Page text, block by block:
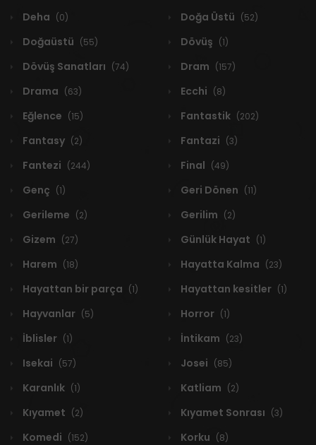
Deha (0) Doğa Üstü (52)
Doğaüstü (55) Dövüş (1)
Dövüş Sanatları (74) Dram (157)
Drama (63) Ecchi (8)
Eğlence (15) Fantastik (202)
Fantasy (2) Fantazi (3)
Fantezi (244) Final (49)
Genç (1) Geri Dönen (11)
Gerileme (2) Gerilim (2)
Gizem (27) Günlük Hayat (1)
Harem (18) Hayatta Kalma (23)
Hayattan bir parça (1) Hayattan kesitler (1)
Hayvanlar (5) Horror (1)
İblisler (1) İntikam (23)
Isekai (57) Josei (85)
Karanlık (1) Katliam (2)
Kıyamet (2) Kıyamet Sonrası (3)
Komedi (152) Korku (8)